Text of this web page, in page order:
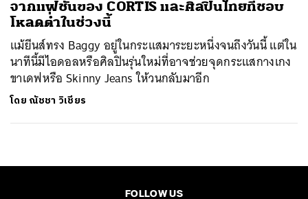
จากแฟชั่นของ CORTIS และศิลปินไทยที่ชอบ
โหลดต่ำในช่วงนี้
แม้ยีนส์ทรง Baggy อยู่ในกระแสมาระยะหนึ่งจนถึงวันนี้ แต่ใน
นาทีนี้มีไอดอลหรือศิลปินรุ่นใหม่ที่อาจช่วยจุดกระแสกางเกง
ขาเดฟหรือ Skinny Jeans ให้วนกลับมาอีก
โดย ณัชชา วิเชียร
FOLLOW US